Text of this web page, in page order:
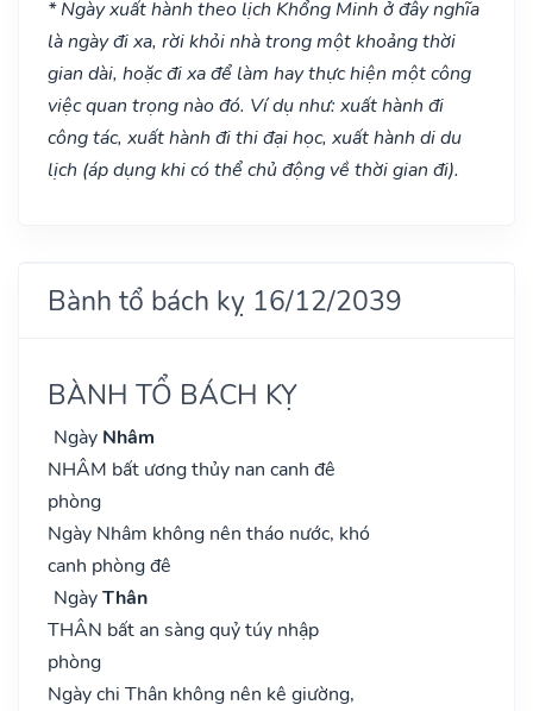
* Ngày xuất hành theo lịch Khổng Minh ở đây nghĩa
là ngày đi xa, rời khỏi nhà trong một khoảng thời
gian dài, hoặc đi xa để làm hay thực hiện một công
việc quan trọng nào đó. Ví dụ như: xuất hành đi
công tác, xuất hành đi thi đại học, xuất hành di du
lịch (áp dụng khi có thể chủ động về thời gian đi).
Bành tổ bách kỵ 16/12/2039
BÀNH TỔ BÁCH KỴ
Ngày Nhâm
NHÂM bất ương thủy nan canh đê
phòng
Ngày Nhâm không nên tháo nước, khó
canh phòng đê
NgàyThân
THÂN bất an sàng quỷ túy nhập
phòng
Ngày chi Thân không nên kê giường,